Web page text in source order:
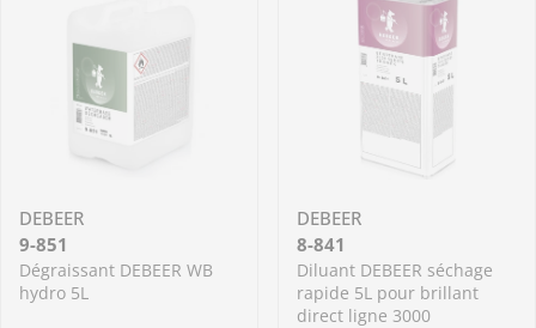
DEBEER
9-851
Dégraissant DEBEER WB
hydro 5L
DEBEER
8-841
Diluant DEBEER séchage
rapide 5L pour brillant
direct ligne 3000